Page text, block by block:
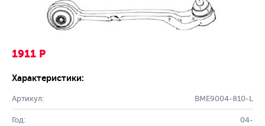
1911 Р
Характеристики:
Артикул: BME9004-810-L
Год: 04-